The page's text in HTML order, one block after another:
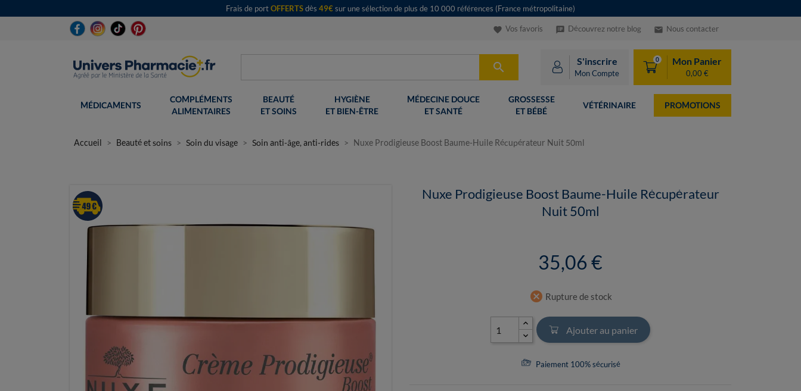
Frais de portOFFERTSdès 49€sur une sélection de plus de 10 000 références (France métropolitaine)
favorite Vos favoris speaker_notes Découvrez notre blog email Nous contacter
 S'inscrire
Mon Compte
0 Mon Panier
0,00 €
MÉDICAMENTS
COMPLÉMENTS
ALIMENTAIRES
BEAUTÉ
ET SOINS
HYGIÈNE
ET BIEN-ÊTRE
MÉDECINE DOUCE
ET SANTÉ
GROSSESSE
ET BÉBÉ
VÉTÉRINAIRE PROMOTIONS
Accueil Beauté et soins Soin du visage Soin anti-âge, anti-rides Nuxe Prodigieuse Boost Baume-Huile Récupérateur Nuit 50ml
Nuxe Prodigieuse Boost Baume-Huile Récupérateur
Nuit 50ml
35,06 €
cancel Rupture de stock
Ajouter au panier
Paiement 100% sécurisé